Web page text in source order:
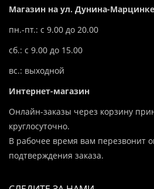
Магазин на ул. Дунина-
пн.-пт.: с 9.00 до 20.00
сб.: с 9.00 до 15.00
вс.: выходной
Интернет-магазин
Онлайн-заказы через корзину
круглосуточно.
В рабочее время вам перезвонит
подтверждения заказа.